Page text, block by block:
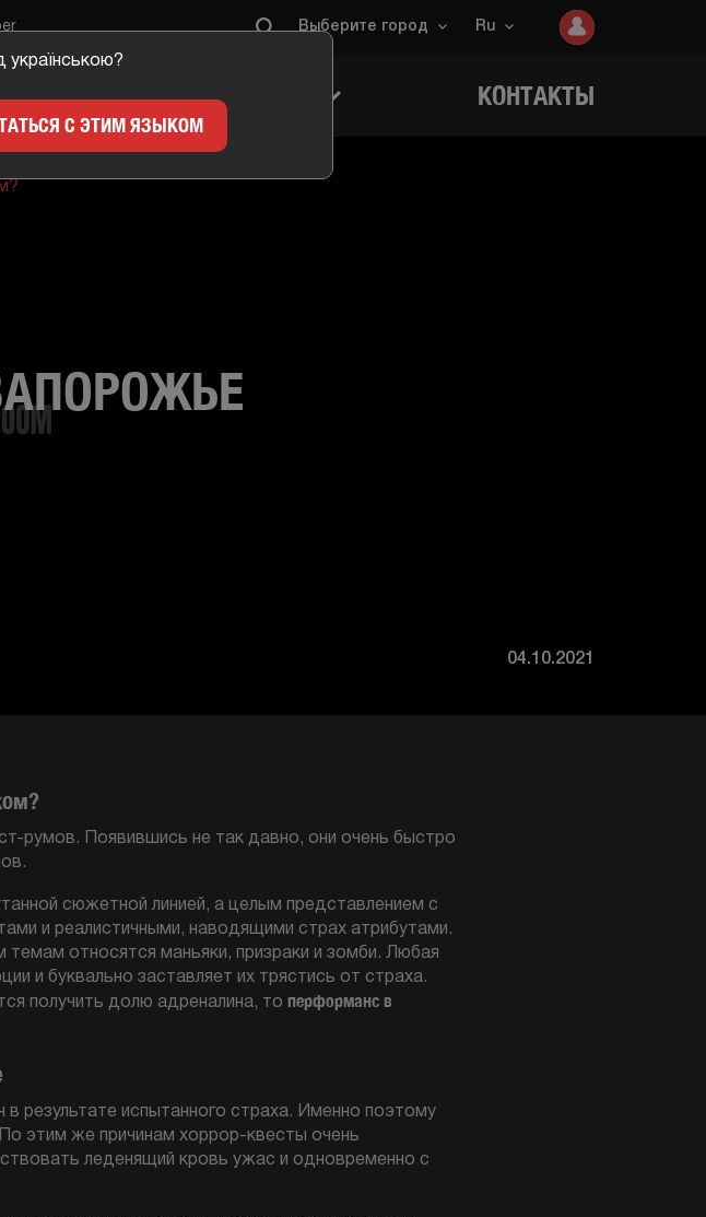
Выберите город Ru
ДЛЯ ИГРОКОВ КОНТАКТЫ
04.10.2021
румов. Появившись не так давно, они очень быстро
сюжетной линией, а целым представлением с
и реалистичными, наводящими страх атрибутами.
темам относятся маньяки, призраки и зомби. Любая
и буквально заставляет их трястись от страха.
получить долю адреналина, то перформанс в
результате испытанного страха. Именно поэтому
этим же причинам хоррор-квесты очень
леденящий кровь ужас и одновременно с
українською?
С ЭТИМ ЯЗЫКОМ